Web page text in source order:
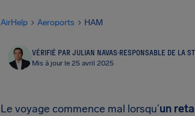
AirHelp Aeroports HAM
VÉRIFIÉ PAR JULIAN NAVAS·RESPONSABLE DE LA
Mis à jour le 25 avril 2025
Le voyage commence mal lorsqu’un